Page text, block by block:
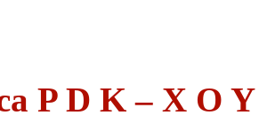
P D K – X O